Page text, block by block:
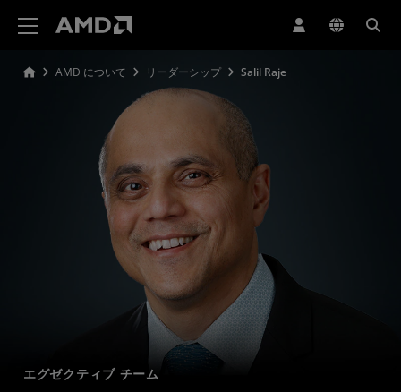
AMD について リーダーシップ Salil Raje
エグゼクティブ チーム